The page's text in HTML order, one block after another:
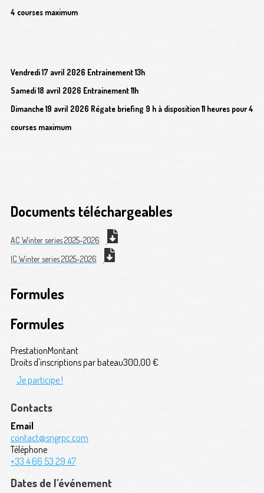
4 courses maximum
Vendredi 17 avril 2026 Entrainement 13h
Samedi 18 avril 2026 Entrainement 11h
Dimanche 19 avril 2026 Régate briefing 9 h à disposition 11 heures pour 4
courses maximum
Documents téléchargeables
AC Winter series 2025-2026
IC Winter series 2025-2026
Formules
Formules
PrestationMontant
Droits d'inscriptions par bateau300,00 €
Je participe !
Contacts
Email
contact@sngrpc.com
Téléphone
+33 4 66 53 29 47
Dates de l'événement